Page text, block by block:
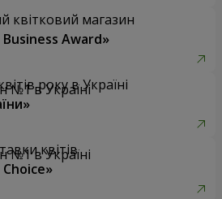
квітковий магазин
Award»
року в Україні
квітів